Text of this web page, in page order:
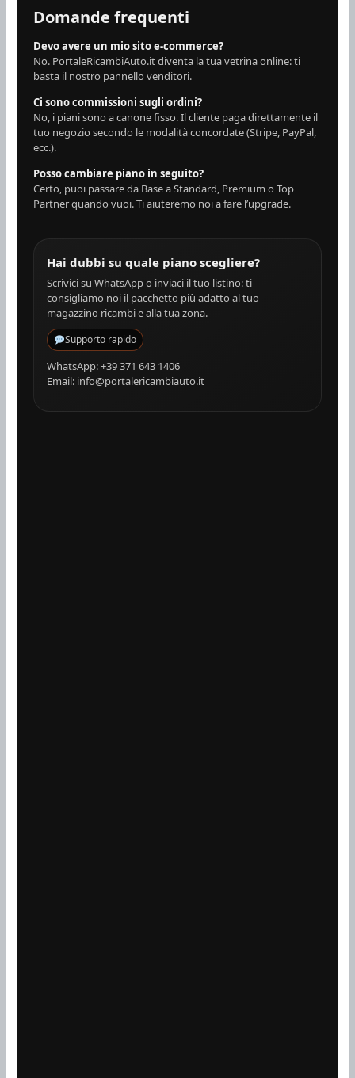
Domande frequenti
Devo avere un mio sito e-commerce?
No. PortaleRicambiAuto.it diventa la tua vetrina online: ti
basta il nostro pannello venditori.
Ci sono commissioni sugli ordini?
No, i piani sono a canone fisso. Il cliente paga direttamente il
tuo negozio secondo le modalità concordate (Stripe, PayPal,
ecc.).
Posso cambiare piano in seguito?
Certo, puoi passare da Base a Standard, Premium o Top
Partner quando vuoi. Ti aiuteremo noi a fare l’upgrade.
Hai dubbi su quale piano scegliere?
Scrivici su WhatsApp o inviaci il tuo listino: ti
consigliamo noi il pacchetto più adatto al tuo
magazzino ricambi e alla tua zona.
Supporto rapido
WhatsApp:+39 371 643 1406
Email: info@portalericambiauto.it